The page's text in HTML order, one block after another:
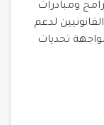
ومبادرات
لدعم
تحديات